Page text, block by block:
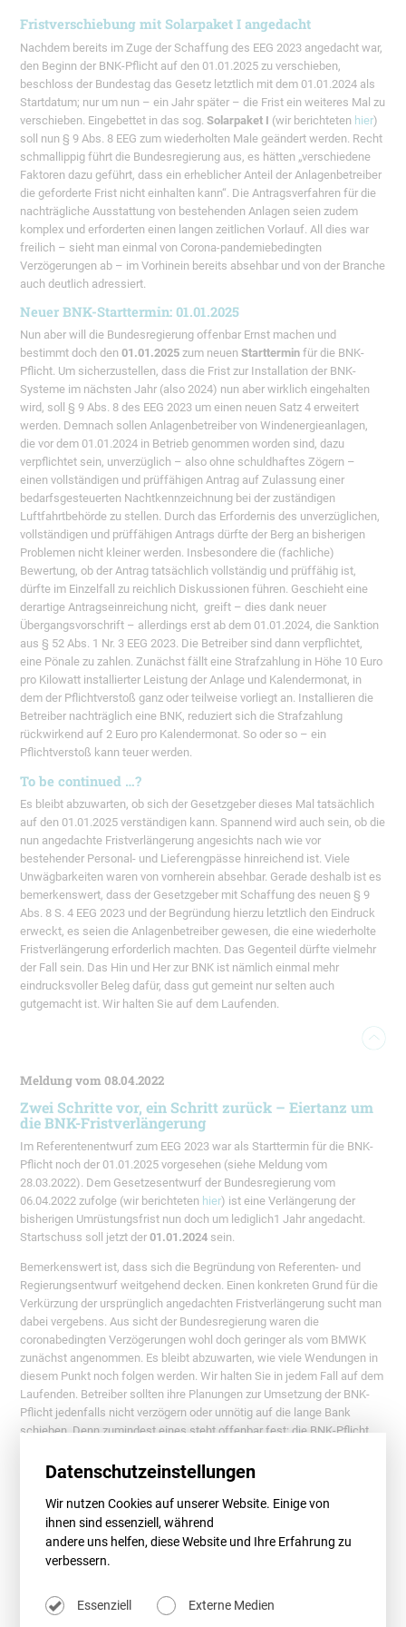
Fristverschiebung mit Solarpaket I angedacht
Nachdem bereits im Zuge der Schaffung des EEG 2023 angedacht war,
den Beginn der BNK-Pflicht auf den 01.01.2025 zu verschieben,
beschloss der Bundestag das Gesetz letztlich mit dem 01.01.2024 als
Startdatum; nur um nun – ein Jahr später – die Frist ein weiteres Mal zu
verschieben. Eingebettet in das sog.Solarpaket I (wir berichteten hier)
soll nun § 9 Abs. 8 EEG zum wiederholten Male geändert werden. Recht
schmallippig führt die Bundesregierung aus, es hätten „verschiedene
Faktoren dazu geführt, dass ein erheblicher Anteil der Anlagenbetreiber
die geforderte Frist nicht einhalten kann“. Die Antragsverfahren für die
nachträgliche Ausstattung von bestehenden Anlagen seien zudem
komplex und erforderten einen langen zeitlichen Vorlauf. All dies war
freilich – sieht man einmal von Corona-pandemiebedingten
Verzögerungen ab – im Vorhinein bereits absehbar und von der Branche
auch deutlich adressiert.
Neuer BNK-Starttermin: 01.01.2025
Nun aber will die Bundesregierung offenbar Ernst machen und
bestimmt doch den01.01.2025 zum neuenStarttermin für die BNK-
Pflicht. Um sicherzustellen, dass die Frist zur Installation der BNK-
Systeme im nächsten Jahr (also 2024) nun aber wirklich eingehalten
wird, soll § 9 Abs. 8 des EEG 2023 um einen neuen Satz 4 erweitert
werden. Demnach sollen Anlagenbetreiber von Windenergieanlagen,
die vor dem 01.01.2024 in Betrieb genommen worden sind, dazu
verpflichtet sein, unverzüglich – also ohne schuldhaftes Zögern –
einen vollständigen und prüffähigen Antrag auf Zulassung einer
bedarfsgesteuerten Nachtkennzeichnung bei der zuständigen
Luftfahrtbehörde zu stellen. Durch das Erfordernis des unverzüglichen,
vollständigen und prüffähigen Antrags dürfte der Berg an bisherigen
Problemen nicht kleiner werden. Insbesondere die (fachliche)
Bewertung, ob der Antrag tatsächlich vollständig und prüffähig ist,
dürfte im Einzelfall zu reichlich Diskussionen führen. Geschieht eine
derartige Antragseinreichung nicht, greift – dies dank neuer
Übergangsvorschrift – allerdings erst ab dem 01.01.2024, die Sanktion
aus § 52 Abs. 1 Nr. 3 EEG 2023. Die Betreiber sind dann verpflichtet,
eine Pönale zu zahlen. Zunächst fällt eine Strafzahlung in Höhe 10 Euro
pro Kilowatt installierter Leistung der Anlage und Kalendermonat, in
dem der Pflichtverstoß ganz oder teilweise vorliegt an. Installieren die
Betreiber nachträglich eine BNK, reduziert sich die Strafzahlung
rückwirkend auf 2 Euro pro Kalendermonat. So oder so – ein
Pflichtverstoß kann teuer werden.
To be continued …?
Es bleibt abzuwarten, ob sich der Gesetzgeber dieses Mal tatsächlich
auf den 01.01.2025 verständigen kann. Spannend wird auch sein, ob die
nun angedachte Fristverlängerung angesichts nach wie vor
bestehender Personal- und Lieferengpässe hinreichend ist. Viele
Unwägbarkeiten waren von vornherein absehbar. Gerade deshalb ist es
bemerkenswert, dass der Gesetzgeber mit Schaffung des neuen § 9
Abs. 8 S. 4 EEG 2023 und der Begründung hierzu letztlich den Eindruck
erweckt, es seien die Anlagenbetreiber gewesen, die eine wiederholte
Fristverlängerung erforderlich machten. Das Gegenteil dürfte vielmehr
der Fall sein. Das Hin und Her zur BNK ist nämlich einmal mehr
eindrucksvoller Beleg dafür, dass gut gemeint nur selten auch
gutgemacht ist. Wir halten Sie auf dem Laufenden.
Meldung vom 08.04.2022
Zwei Schritte vor, ein Schritt zurück – Eiertanz um
die BNK-Fristverlängerung
Im Referentenentwurf zum EEG 2023 war als Starttermin für die BNK-
Pflicht noch der 01.01.2025 vorgesehen (siehe Meldung vom
28.03.2022). Dem Gesetzesentwurf der Bundesregierung vom
06.04.2022 zufolge (wir berichteten hier) ist eine Verlängerung der
bisherigen Umrüstungsfrist nun doch um lediglich1 Jahr angedacht.
Startschuss soll jetzt der01.01.2024 sein.
Bemerkenswert ist, dass sich die Begründung von Referenten- und
Regierungsentwurf weitgehend decken. Einen konkreten Grund für die
Verkürzung der ursprünglich angedachten Fristverlängerung sucht man
dabei vergebens. Aus sicht der Bundesregierung waren die
coronabedingten Verzögerungen wohl doch geringer als vom BMWK
zunächst angenommen. Es bleibt abzuwarten, wie viele Wendungen in
diesem Punkt noch folgen werden. Wir halten Sie in jedem Fall auf dem
Laufenden. Betreiber sollten ihre Planungen zur Umsetzung der BNK-
Pflicht jedenfalls nicht verzögern oder unnötig auf die lange Bank
schieben. Denn zumindest eines steht offenbar fest: die BNK-Pflicht
Meldung vom 28.03.2022
BNK-Pflicht – nun doch erst ab 2025 ?!
Gesetzgeber bzw. die Bundesnetzagentur den Startschuss für die
Umsetzung der BNK-Pflicht bereits mehrfach verschoben (zuletzt auf
Datenschutzeinstellungen
Wir nutzen Cookies auf unserer Website. Einige von
ihnen sind essenziell, während
andere uns helfen, diese Website und Ihre Erfahrung zu
verbessern.
Essenziell Externe Medien